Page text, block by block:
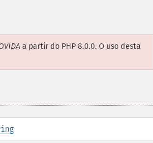
a partir do PHP 8.0.0. O uso desta